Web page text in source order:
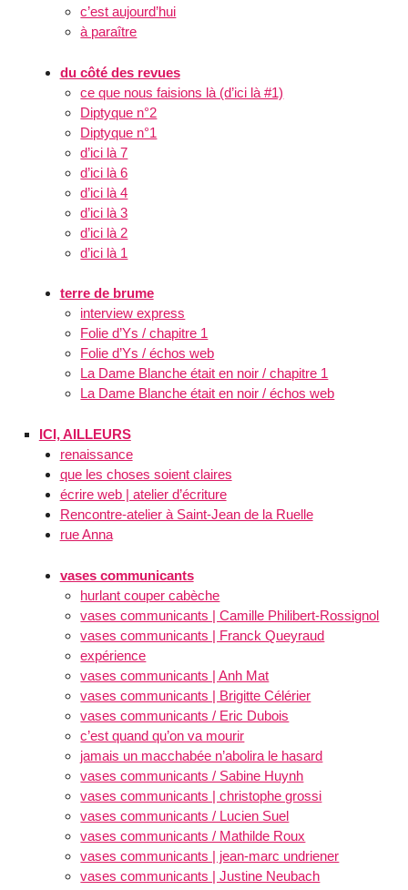
c’est aujourd’hui
à paraître
du côté des revues
ce que nous faisions là (d’ici là #1)
Diptyque n°2
Diptyque n°1
d’ici là 7
d’ici là 6
d’ici là 4
d’ici là 3
d’ici là 2
d’ici là 1
terre de brume
interview express
Folie d’Ys / chapitre 1
Folie d’Ys / échos web
La Dame Blanche était en noir / chapitre 1
La Dame Blanche était en noir / échos web
ICI, AILLEURS
renaissance
que les choses soient claires
écrire web | atelier d’écriture
Rencontre-atelier à Saint-Jean de la Ruelle
rue Anna
vases communicants
hurlant couper cabèche
vases communicants | Camille Philibert-Rossignol
vases communicants | Franck Queyraud
expérience
vases communicants | Anh Mat
vases communicants | Brigitte Célérier
vases communicants / Eric Dubois
c’est quand qu’on va mourir
jamais un macchabée n’abolira le hasard
vases communicants / Sabine Huynh
vases communicants | christophe grossi
vases communicants / Lucien Suel
vases communicants / Mathilde Roux
vases communicants | jean-marc undriener
vases communicants | Justine Neubach